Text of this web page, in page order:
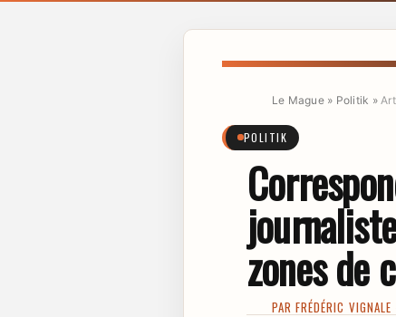
Le Mague» Politik »
POLITIK
zones de
PARFRÉDÉRIC VIGNALE